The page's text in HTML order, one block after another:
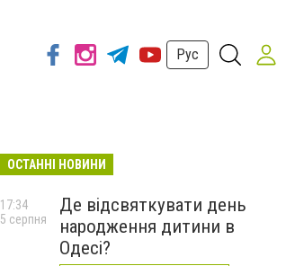
Рус
ОСТАННІ НОВИНИ
Де відсвяткувати день
народження дитини в
Одесі?
17:34
5 серпня